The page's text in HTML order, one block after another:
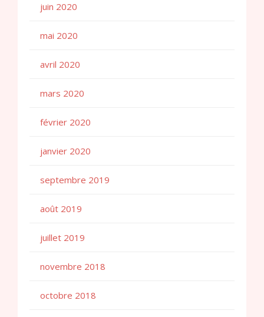
juin 2020
mai 2020
avril 2020
mars 2020
février 2020
janvier 2020
septembre 2019
août 2019
juillet 2019
novembre 2018
octobre 2018